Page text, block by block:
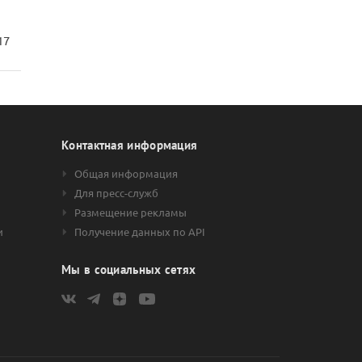
Контактная информация
Общая информация
Для пресс-служб
Размещение рекламы
Получение данных по API
Мы в социальных сетях